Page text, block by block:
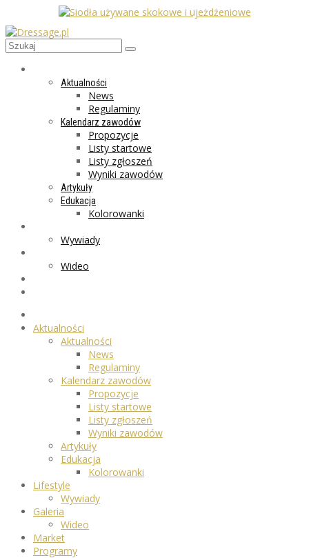
Aktualności
News
Regulaminy
Kalendarz zawodów
Propozycje
Listy startowe
Listy zgłoszeń
Wyniki zawodów
Artykuły
Edukacja
Kolorowanki
Wywiady
Wideo
Aktualności
Aktualności
News
Regulaminy
Kalendarz zawodów
Propozycje
Listy startowe
Listy zgłoszeń
Wyniki zawodów
Artykuły
Edukacja
Kolorowanki
Lifestyle
Wywiady
Galeria
Wideo
Market
Programy